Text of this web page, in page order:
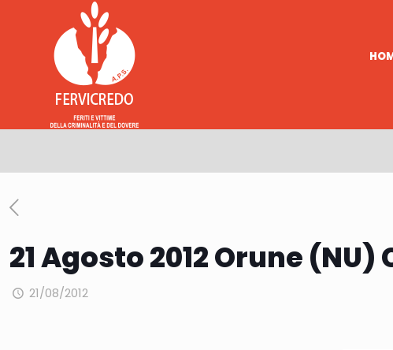
21 Agosto 2012 Orune
21/08/2012